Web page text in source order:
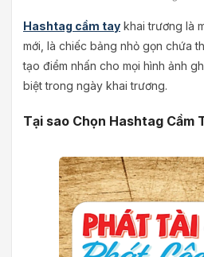
Hashtag cầm tay khai trương là
mới, là chiếc bảng nhỏ gọn chứa
tạo điểm nhấn cho mọi hình ảnh
biệt trong ngày khai trương.
Tại sao Chọn Hashtag Cầm